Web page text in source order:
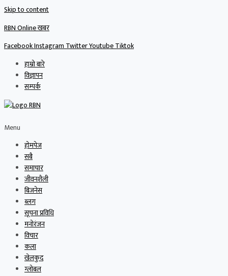
Skip to content
RBN Online खबर
FacebookInstagramTwitterYoutubeTiktok
हाम्रो बारे
विज्ञापन
सम्पर्क
Menu
होमपेज
सबै
समाचार
जीवनशैली
बिजनेस
ब्लग
सूचना प्रविधि
मनोरंजन
विचार
कला
खेलकुद
ग्लोबल